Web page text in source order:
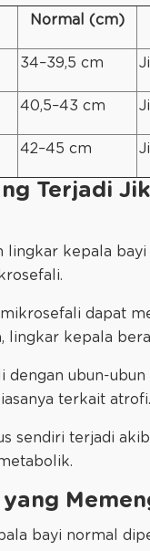
Normal (cm)
34–39,5 cm
40,5–43 cm
42–45 cm
Terjadi
lingkar kepala
dapat
lingkar kepala
dengan ubun-
terkait atrofi.
sendiri terjadi
bayi normal